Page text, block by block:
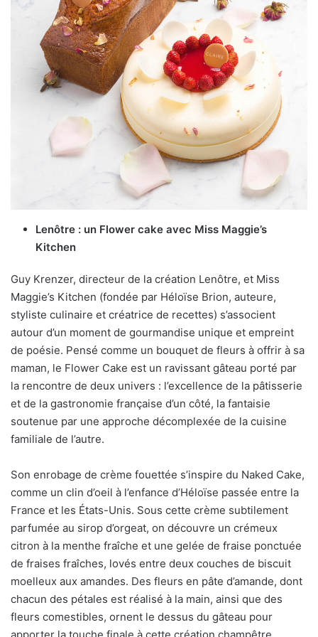
Lenôtre : un Flower cake avec Miss Maggie’s
Kitchen
Guy Krenzer, directeur de la création Lenôtre, et Miss
Maggie’s Kitchen (fondée par Héloïse Brion, auteure,
styliste culinaire et créatrice de recettes) s’associent
autour d’un moment de gourmandise unique et empreint
de poésie. Pensé comme un bouquet de fleurs à offrir à sa
maman, le Flower Cake est un ravissant gâteau porté par
la rencontre de deux univers : l’excellence de la pâtisserie
et de la gastronomie française d’un côté, la fantaisie
soutenue par une approche décomplexée de la cuisine
familiale de l’autre.
Son enrobage de crème fouettée s’inspire du Naked Cake,
comme un clin d’oeil à l’enfance d’Héloïse passée entre la
France et les États-Unis. Sous cette crème subtilement
parfumée au sirop d’orgeat, on découvre un crémeux
citron à la menthe fraîche et une gelée de fraise ponctuée
de fraises fraîches, lovés entre deux couches de biscuit
moelleux aux amandes. Des fleurs en pâte d’amande, dont
chacun des pétales est réalisé à la main, ainsi que des
fleurs comestibles, ornent le dessus du gâteau pour